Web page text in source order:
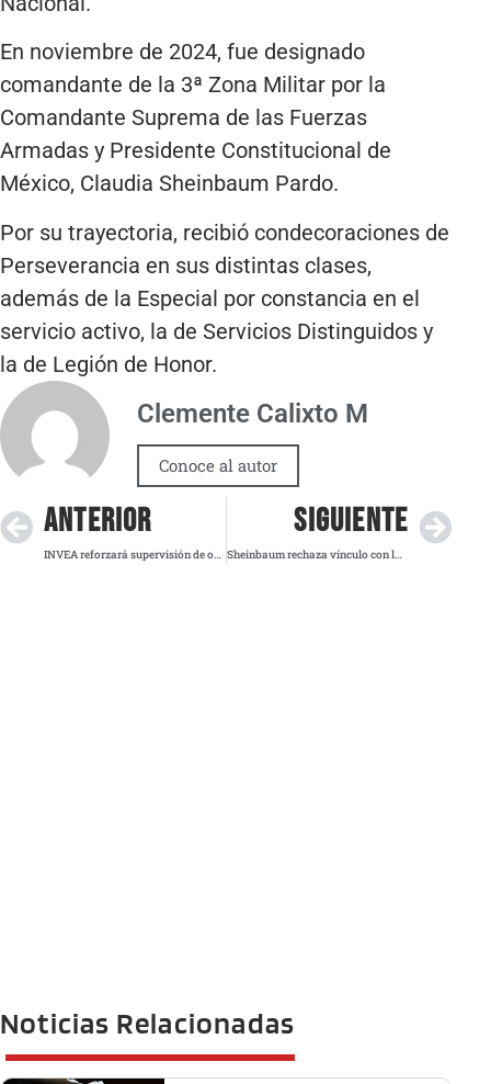
En noviembre de 2024, fue designado
comandante de la 3ª Zona Militar por la
Comandante Suprema de las Fuerzas
Armadas y Presidente Constitucional de
México, Claudia Sheinbaum Pardo.
Por su trayectoria, recibió condecoraciones de
Perseverancia en sus distintas clases,
además de la Especial por constancia en el
servicio activo, la de Servicios Distinguidos y
la de Legión de Honor.
Clemente Calixto M
Conoce al autor
ANTERIOR
INVEA reforzará supervisión de obras en Zonas de Conservación Patrimonial
SIGUIENTE
Sheinbaum rechaza vínculo con la DEA sobre el “Proyecto Portero”; EU insiste en la iniciativa
Noticias Relacionadas